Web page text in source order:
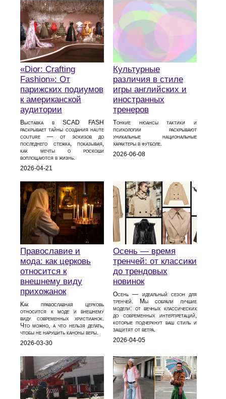
«Dior: Crafting
Fashion»: От
парижских подиумов
к американской
аудитории
Выставка в SCAD FASH
раскрывает тайны создания haute
couture — от эскизов до
последнего стежка, показывая,
как мечты о роскоши
воплощаются в жизнь.
2026-04-21
Культурные
различия в стиле
игры английских и
иностранных
тренеров
Тонкие нюансы тактики и
психологии раскрывают
уникальные национальные
характеры в футболе.
2026-06-08
Православие и
мода: как церковь
относится к
внешнему виду
прихожанок
Как православная церковь
относится к моде и внешнему
виду современных христианок.
Что можно, а что нельзя делать,
чтобы не нарушить каноны веры.
2026-03-30
Осень — время
тренчей: от классики
до трендовых
новинок
Осень — идеальный сезон для
тренчей. Мы собрали лучшие
модели: от вечных классических
до современных интерпретаций,
которые подчеркнут ваш стиль и
защитят от ветра.
2026-04-05